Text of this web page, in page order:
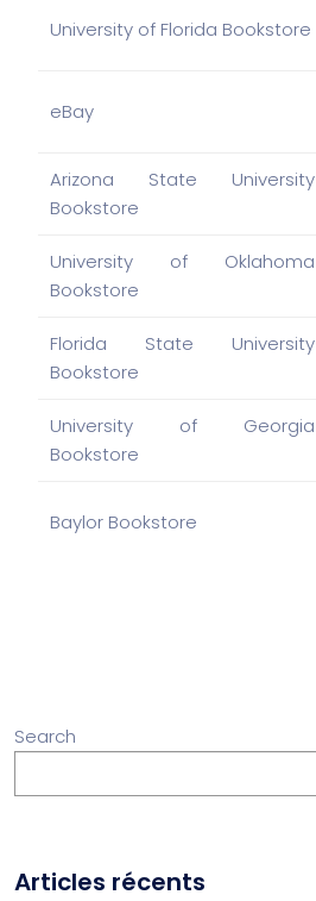
University of Florida Bookstore
eBay
Arizona State University
Bookstore
University of Oklahoma
Bookstore
Florida State University
Bookstore
University of Georgia
Bookstore
Baylor Bookstore
Search
Articles récents